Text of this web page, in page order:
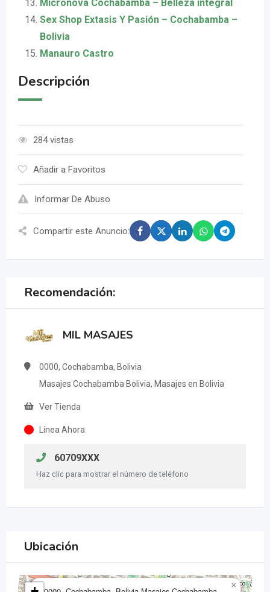
Micronova Cochabamba – Belleza integral
Sex Shop Extasis Y Pasión – Cochabamba –
Bolivia
Manauro Castro
Descripción
284 vistas
Añadir a Favoritos
Informar De Abuso
Compartir este Anuncio:
Recomendación:
MIL MASAJES
0000, Cochabamba, Bolivia
Masajes Cochabamba Bolivia, Masajes en Bolivia
Ver Tienda
Línea Ahora
60709XXX
Haz clic para mostrar el número de teléfono
Ubicación
×